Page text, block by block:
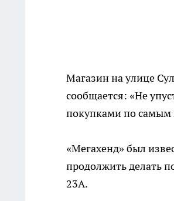
Магазин на улице
сообщается: «Не
покупками по
«Мегахенд» был
продолжить делать
23А.